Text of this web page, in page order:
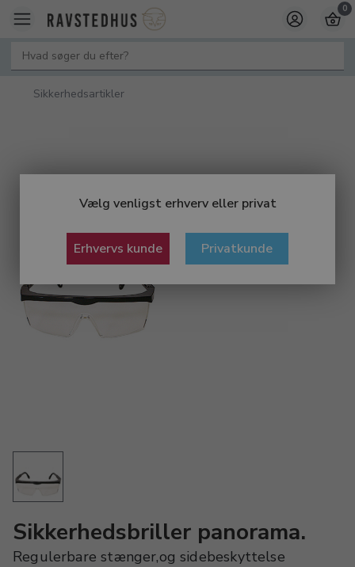
Vælg venligst erhverv eller privat
Erhvervs kunde Privatkunde
0
Sikkerhedsartikler
Sikkerhedsbriller panorama.
Regulerbare stænger,og sidebeskyttelse